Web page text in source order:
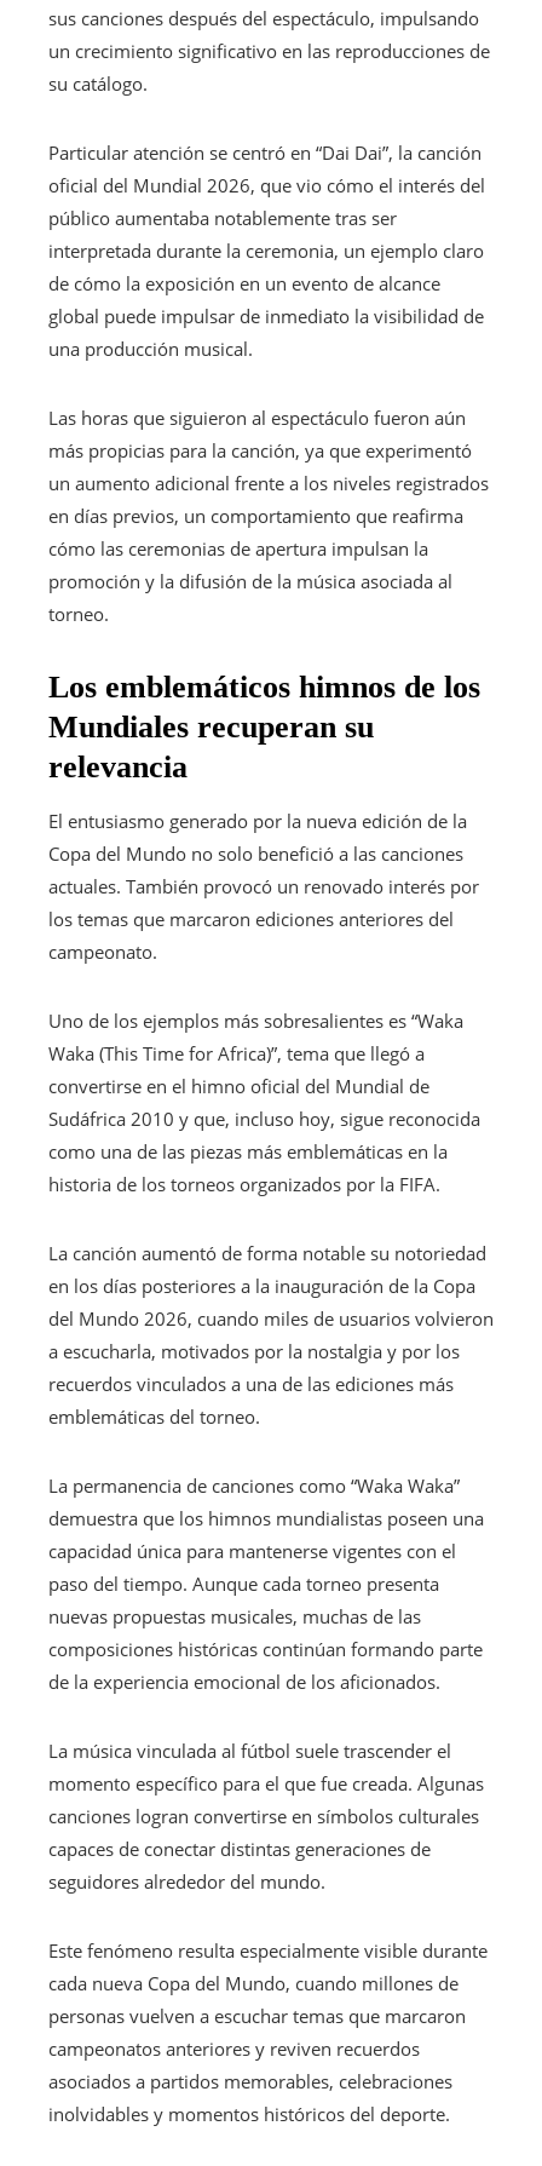
sus canciones después del espectáculo, impulsando
un crecimiento significativo en las reproducciones de
su catálogo.
Particular atención se centró en “Dai Dai”, la canción
oficial del Mundial 2026, que vio cómo el interés del
público aumentaba notablemente tras ser
interpretada durante la ceremonia, un ejemplo claro
de cómo la exposición en un evento de alcance
global puede impulsar de inmediato la visibilidad de
una producción musical.
Las horas que siguieron al espectáculo fueron aún
más propicias para la canción, ya que experimentó
un aumento adicional frente a los niveles registrados
en días previos, un comportamiento que reafirma
cómo las ceremonias de apertura impulsan la
promoción y la difusión de la música asociada al
torneo.
Los emblemáticos himnos de los
Mundiales recuperan su
relevancia
El entusiasmo generado por la nueva edición de la
Copa del Mundo no solo benefició a las canciones
actuales. También provocó un renovado interés por
los temas que marcaron ediciones anteriores del
campeonato.
Uno de los ejemplos más sobresalientes es “Waka
Waka (This Time for Africa)”, tema que llegó a
convertirse en el himno oficial del Mundial de
Sudáfrica 2010 y que, incluso hoy, sigue reconocida
como una de las piezas más emblemáticas en la
historia de los torneos organizados por la FIFA.
La canción aumentó de forma notable su notoriedad
en los días posteriores a la inauguración de la Copa
del Mundo 2026, cuando miles de usuarios volvieron
a escucharla, motivados por la nostalgia y por los
recuerdos vinculados a una de las ediciones más
emblemáticas del torneo.
La permanencia de canciones como “Waka Waka”
demuestra que los himnos mundialistas poseen una
capacidad única para mantenerse vigentes con el
paso del tiempo. Aunque cada torneo presenta
nuevas propuestas musicales, muchas de las
composiciones históricas continúan formando parte
de la experiencia emocional de los aficionados.
La música vinculada al fútbol suele trascender el
momento específico para el que fue creada. Algunas
canciones logran convertirse en símbolos culturales
capaces de conectar distintas generaciones de
seguidores alrededor del mundo.
Este fenómeno resulta especialmente visible durante
cada nueva Copa del Mundo, cuando millones de
personas vuelven a escuchar temas que marcaron
campeonatos anteriores y reviven recuerdos
asociados a partidos memorables, celebraciones
inolvidables y momentos históricos del deporte.